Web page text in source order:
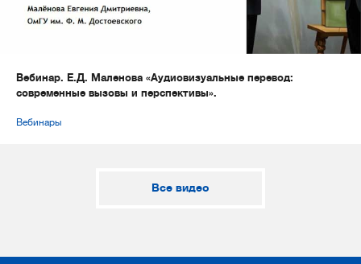
Вебинар. Е.Д. Маленова «Аудиовизуальные перевод:
современные вызовы и перспективы».
Вебинары
Все видео